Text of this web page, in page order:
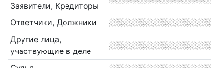
Заявители, Кредиторы
Ответчики, Должники
Другие лица,
участвующие в деле